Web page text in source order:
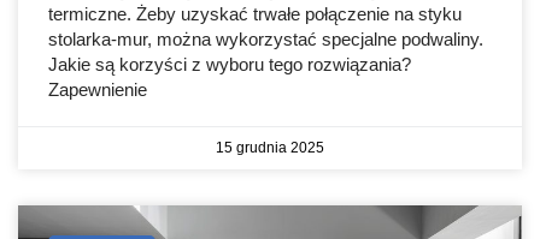
termiczne. Żeby uzyskać trwałe połączenie na styku
stolarka-mur, można wykorzystać specjalne podwaliny.
Jakie są korzyści z wyboru tego rozwiązania?
Zapewnienie
15 grudnia 2025